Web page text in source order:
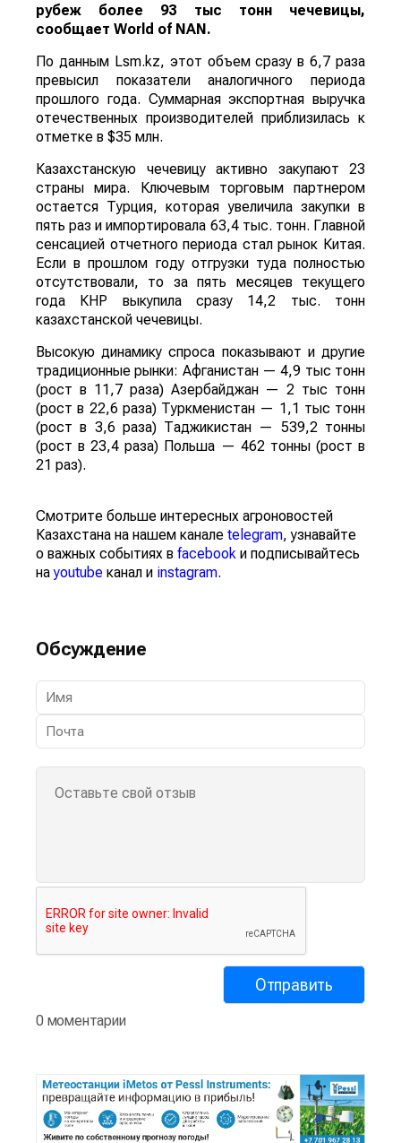
рубеж более 93 тыс тонн чечевицы,
сообщает World of NAN.
По данным Lsm.kz, этот объем сразу в 6,7 раза
превысил показатели аналогичного периода
прошлого года. Суммарная экспортная выручка
отечественных производителей приблизилась к
отметке в $35 млн.
Казахстанскую чечевицу активно закупают 23
страны мира. Ключевым торговым партнером
остается Турция, которая увеличила закупки в
пять раз и импортировала 63,4 тыс. тонн. Главной
сенсацией отчетного периода стал рынок Китая.
Если в прошлом году отгрузки туда полностью
отсутствовали, то за пять месяцев текущего
года КНР выкупила сразу 14,2 тыс. тонн
казахстанской чечевицы.
Высокую динамику спроса показывают и другие
традиционные рынки: Афганистан — 4,9 тыс тонн
(рост в 11,7 раза) Азербайджан — 2 тыс тонн
(рост в 22,6 раза) Туркменистан — 1,1 тыс тонн
(рост в 3,6 раза) Таджикистан — 539,2 тонны
(рост в 23,4 раза) Польша — 462 тонны (рост в
21 раз).
Смотрите больше интересных агроновостей
Казахстана на нашем канале telegram, узнавайте
о важных событиях в facebook и подписывайтесь
наyoutube канал и instagram.
Обсуждение
0 моментарии